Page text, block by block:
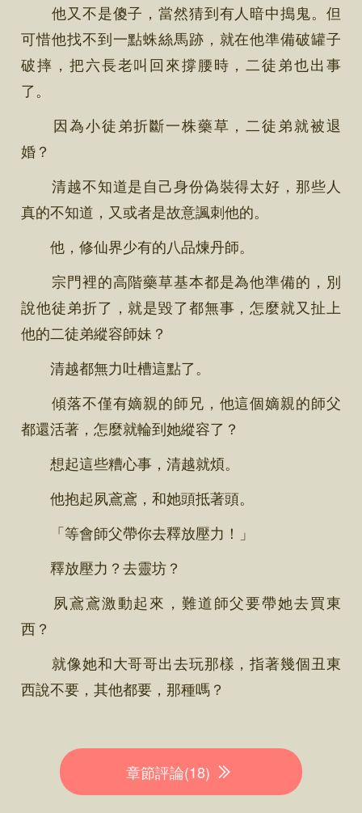
他又不是傻子，當然猜到有人暗中搗鬼。但
可惜他找不到一點蛛絲馬跡，就在他準備破罐子
破摔，把六長老叫回來撐腰時，二徒弟也出事
了。
因為小徒弟折斷一株藥草，二徒弟就被退
婚？
清越不知道是自己身份偽裝得太好，那些人
真的不知道，又或者是故意諷刺他的。
他，修仙界少有的八品煉丹師。
宗門裡的高階藥草基本都是為他準備的，別
說他徒弟折了，就是毀了都無事，怎麼就又扯上
他的二徒弟縱容師妹？
清越都無力吐槽這點了。
傾落不僅有嫡親的師兄，他這個嫡親的師父
都還活著，怎麼就輪到她縱容了？
想起這些糟心事，清越就煩。
他抱起夙鳶鳶，和她頭抵著頭。
「等會師父帶你去釋放壓力！」
釋放壓力？去靈坊？
夙鳶鳶激動起來，難道師父要帶她去買東
西？
就像她和大哥哥出去玩那樣，指著幾個丑東
西說不要，其他都要，那種嗎？
章節評論(18)